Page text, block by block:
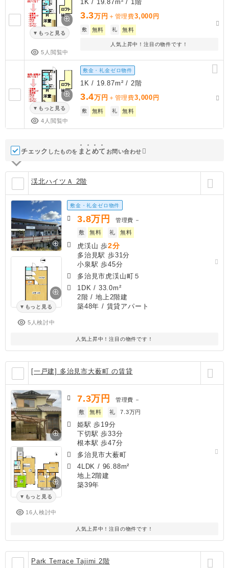
もっと見る
5人閲覧中
1K / 19.87m² / 1階
3.3万円 ＋管理費3,000 円
敷 無料 礼 無料
人気上昇中！注目の物件です！
もっと見る
4人閲覧中
敷金・礼金ゼロ物件
1K / 19.87m² / 2階
3.4万円 ＋管理費3,000 円
敷 無料 礼 無料
チェック したものを ま と めて お問い合わせ
渓北ハイツＡ 2階
もっと見る
5人検討中
敷金・礼金ゼロ物件
3.8万円 管理費 －
敷
無料 礼 無料
虎渓山 歩2分
多治見駅 歩31分
小泉駅 歩45分
多治見市虎渓山町５
1DK / 33.0m²
2階 / 地上2階建
築48年 / 賃貸アパート
人気上昇中！注目の物件です！
[一戸建] 多治見市大薮町 の賃貸
もっと見る
16人検討中
7.3万円 管理費 －
敷
無料 礼 7.3万円
姫駅 歩19分
下切駅 歩33分
根本駅 歩47分
多治見市大薮町
4LDK / 96.88m²
地上2階建
築39年
人気上昇中！注目の物件です！
Park Terrace Tajimi 2階